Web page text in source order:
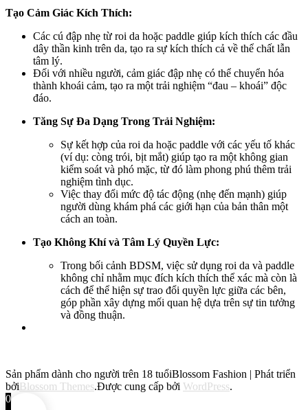
Tạo Cảm Giác Kích Thích:
Các cú đập nhẹ từ roi da hoặc paddle giúp kích thích các đầu
dây thần kinh trên da, tạo ra sự kích thích cả về thể chất lẫn
tâm lý.
Đối với nhiều người, cảm giác đập nhẹ có thể chuyển hóa
thành khoái cảm, tạo ra một trải nghiệm “đau – khoái” độc
đáo.
Tăng Sự Đa Dạng Trong Trải Nghiệm:
Sự kết hợp của roi da hoặc paddle với các yếu tố khác
(ví dụ: còng trói, bịt mắt) giúp tạo ra một không gian
kiểm soát và phó mặc, từ đó làm phong phú thêm trải
nghiệm tình dục.
Việc thay đổi mức độ tác động (nhẹ đến mạnh) giúp
người dùng khám phá các giới hạn của bản thân một
cách an toàn.
Tạo Không Khí và Tâm Lý Quyền Lực:
Trong bối cảnh BDSM, việc sử dụng roi da và paddle
không chỉ nhằm mục đích kích thích thể xác mà còn là
cách để thể hiện sự trao đổi quyền lực giữa các bên,
góp phần xây dựng mối quan hệ dựa trên sự tin tưởng
và đồng thuận.
Sản phẩm dành cho người trên 18 tuổiBlossom Fashion | Phát triển
bởiBlossom Themes.Được cung cấp bởi WordPress.
0